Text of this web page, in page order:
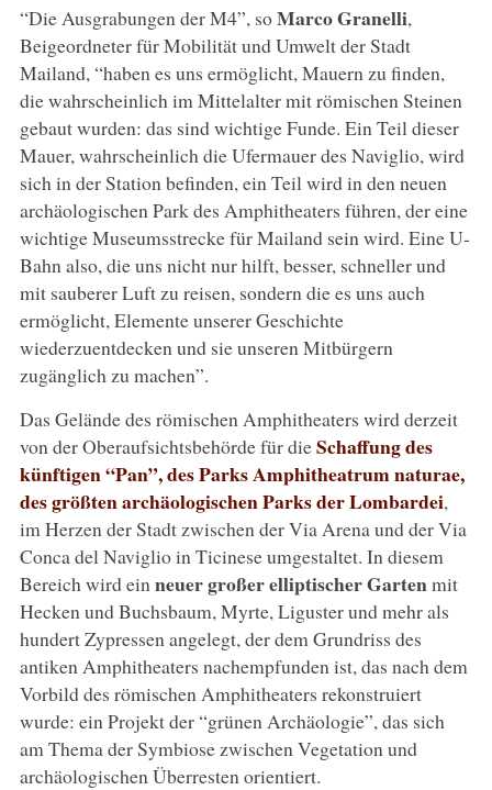
“Die Ausgrabungen der M4”, soMarco Granelli,
Beigeordneter für Mobilität und Umwelt der Stadt
Mailand, “haben es uns ermöglicht, Mauern zu finden,
die wahrscheinlich im Mittelalter mit römischen Steinen
gebaut wurden: das sind wichtige Funde. Ein Teil dieser
Mauer, wahrscheinlich die Ufermauer des Naviglio, wird
sich in der Station befinden, ein Teil wird in den neuen
archäologischen Park des Amphitheaters führen, der eine
wichtige Museumsstrecke für Mailand sein wird. Eine U-
Bahn also, die uns nicht nur hilft, besser, schneller und
mit sauberer Luft zu reisen, sondern die es uns auch
ermöglicht, Elemente unserer Geschichte
wiederzuentdecken und sie unseren Mitbürgern
zugänglich zu machen”.
Das Gelände des römischen Amphitheaters wird derzeit
von der Oberaufsichtsbehörde für dieSchaffung des
künftigen “Pan”, des Parks Amphitheatrum naturae,
des größten archäologischen Parks der Lombardei,
im Herzen der Stadt zwischen der Via Arena und der Via
Conca del Naviglio in Ticinese umgestaltet. In diesem
Bereich wird ein neuer großer elliptischer Gartenmit
Hecken und Buchsbaum, Myrte, Liguster und mehr als
hundert Zypressen angelegt, der dem Grundriss des
antiken Amphitheaters nachempfunden ist, das nach dem
Vorbild des römischen Amphitheaters rekonstruiert
wurde: ein Projekt der “grünen Archäologie”, das sich
am Thema der Symbiose zwischen Vegetation und
archäologischen Überresten orientiert.